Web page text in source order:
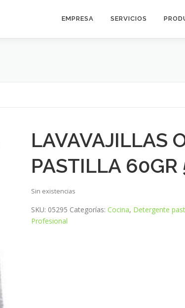
EMPRESA SERVICIOS
LAVAVAJILLAS
PASTILLA 60GR
Sin existencias
SKU: 05295 Categorías:Cocina, Detergente
Profesional